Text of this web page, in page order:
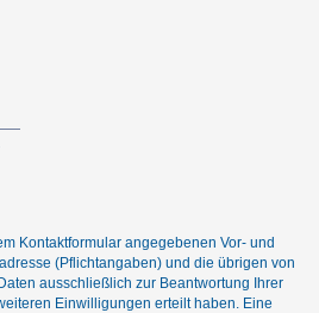
Kontaktformular angegebenen Vor- und
(Pflichtangaben) und die übrigen von
ausschließlich zur Beantwortung Ihrer
Einwilligungen erteilt haben. Eine